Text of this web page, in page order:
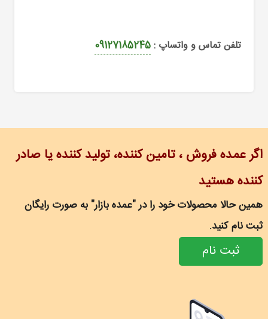
تلفن تماس و واتساپ :09127185245
اگر عمده فروش ، تامین کننده، تولید کننده یا صادر
کننده هستید
همین حالا محصولات خود را در "عمده بازار" به صورت رایگان
ثبت نام کنید.
ثبت نام